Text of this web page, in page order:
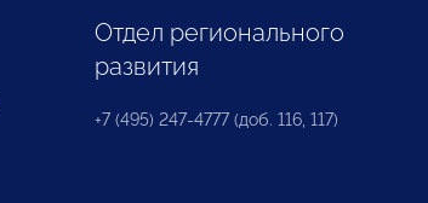
Отдел регионального
развития
+7 (495) 247-4777 (доб. 116, 117)